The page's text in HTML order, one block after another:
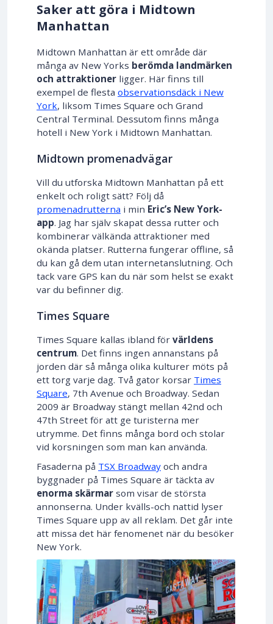
Saker att göra i Midtown
Manhattan
Midtown Manhattan är ett område där
många av New Yorks berömda landmärken
och attraktioner ligger. Här finns till
exempel de flesta observationsdäck i New
York, liksom Times Square och Grand
Central Terminal. Dessutom finns många
hotell i New York i Midtown Manhattan.
Midtown promenadvägar
Vill du utforska Midtown Manhattan på ett
enkelt och roligt sätt? Följ då
promenadrutterna i min Eric’s New York-
app. Jag har själv skapat dessa rutter och
kombinerar välkända attraktioner med
okända platser. Rutterna fungerar offline, så
du kan gå dem utan internetanslutning. Och
tack vare GPS kan du när som helst se exakt
var du befinner dig.
Times Square
Times Square kallas ibland för världens
centrum. Det finns ingen annanstans på
jorden där så många olika kulturer möts på
ett torg varje dag. Två gator korsar Times
Square, 7th Avenue och Broadway. Sedan
2009 är Broadway stängt mellan 42nd och
47th Street för att ge turisterna mer
utrymme. Det finns många bord och stolar
vid korsningen som man kan använda.
Fasaderna på TSX Broadway och andra
byggnader på Times Square är täckta av
enorma skärmar som visar de största
annonserna. Under kvälls-och nattid lyser
Times Square upp av all reklam. Det går inte
att missa det här fenomenet när du besöker
New York.